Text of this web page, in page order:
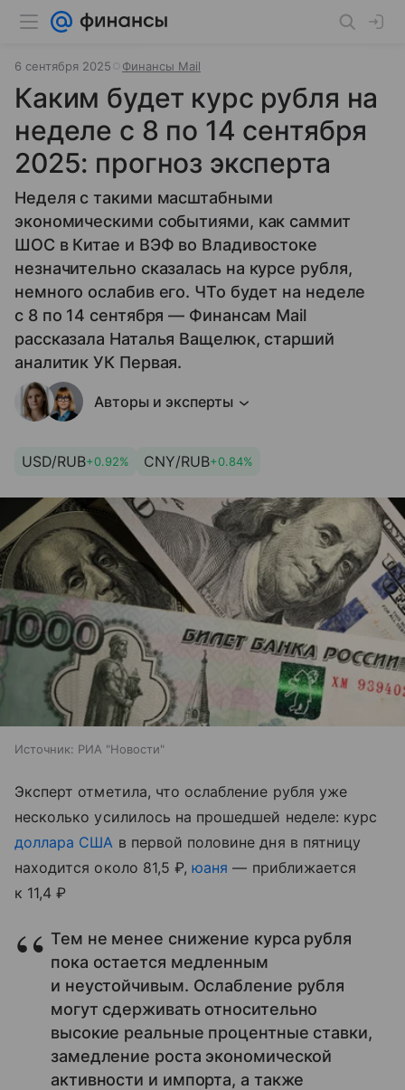
6 сентября 2025 Финансы Mail
Каким будет курс рубля на
неделе с 8 по 14 сентября
2025: прогноз эксперта
Неделя с такими масштабными
экономическими событиями, как саммит
ШОС в Китае и ВЭФ во Владивостоке
незначительно сказалась на курсе рубля,
немного ослабив его. ЧТо будет на неделе
с 8 по 14 сентября — Финансам Mail
рассказала Наталья Ващелюк, старший
аналитик УК Первая.
Авторы и эксперты
USD/RUB+0.92% CNY/RUB+0.84%
Источник: РИА "Новости"
Эксперт отметила, что ослабление рубля уже
несколько усилилось на прошедшей неделе: курс
доллара США в первой половине дня в пятницу
находится около 81,5 ₽,юаня — приближается
к 11,4 ₽
Тем не менее снижение курса рубля
пока остается медленным
и неустойчивым. Ослабление рубля
могут сдерживать относительно
высокие реальные процентные ставки,
замедление роста экономической
активности и импорта, а также